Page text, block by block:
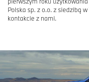
Polska sp. z o.o. z siedzibą
kontakcie z nami.